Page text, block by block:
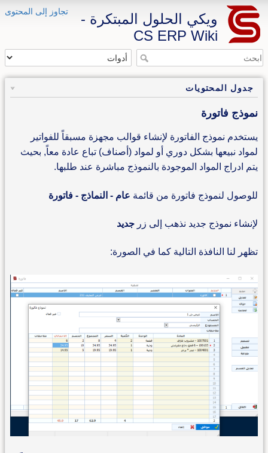
تجاوز إلى المحتوى
ويكي الحلول المبتكرة -
CS ERP Wiki
جدول المحتويات
نموذج فاتورة
يستخدم نموذج الفاتورة لإنشاء قوالب مجهزة مسبقاً للفواتير
لمواد نبيعها بشكل دوري أو لمواد (أصناف) تباع عادة معاً, بحيث
يتم ادراج المواد الموجودة بالنموذج مباشرة عند طلبها.
للوصول لنموذج فاتورة من قائمة عام - النماذج - فاتورة
لإنشاء نموذج جديد نذهب إلى زر جديد
تظهر لنا النافذة التالية كما في الصورة: